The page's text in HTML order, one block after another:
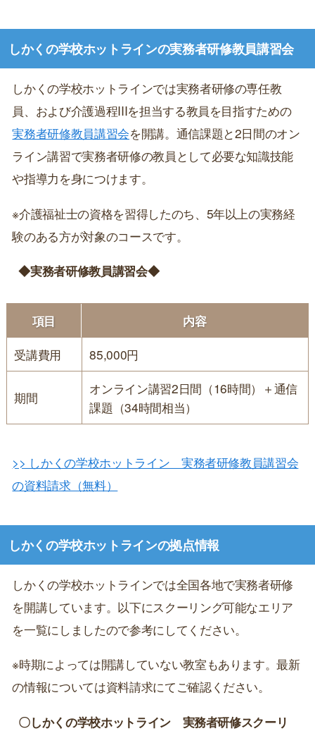
しかくの学校ホットラインの実務者研修教員講習会
しかくの学校ホットラインでは実務者研修の専任教
員、および介護過程IIIを担当する教員を目指すための
実務者研修教員講習会を開講。通信課題と2日間のオン
ライン講習で実務者研修の教員として必要な知識技能
や指導力を身につけます。
※介護福祉士の資格を習得したのち、5年以上の実務経
験のある方が対象のコースです。
◆実務者研修教員講習会◆
項目
内容
受講費用
85,000円
期間
オンライン講習2日間（16時間）＋通信
課題（34時間相当）
>> しかくの学校ホットライン 実務者研修教員講習会
の資料請求（無料）
しかくの学校ホットラインの拠点情報
しかくの学校ホットラインでは全国各地で実務者研修
を開講しています。以下にスクーリング可能なエリア
を一覧にしましたので参考にしてください。
※時期によっては開講していない教室もあります。最新
の情報については資料請求にてご確認ください。
〇しかくの学校ホットライン 実務者研修スクーリ